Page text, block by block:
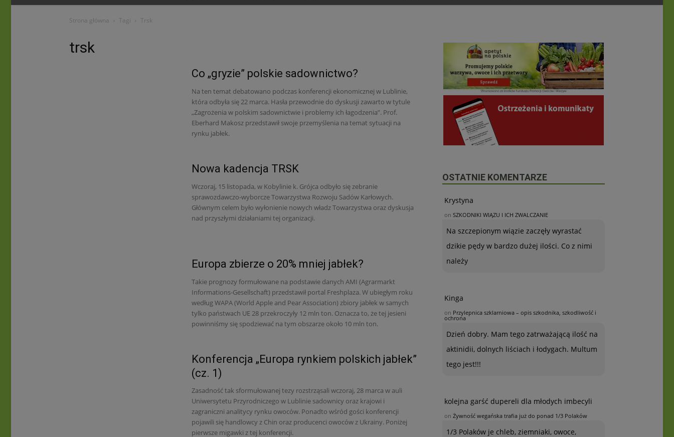
Strona główna Tagi Trsk
trsk
Co „gryzie” polskie sadownictwo?
Na ten temat debatowano podczas konferencji ekonomicznej w Lublinie,
która odbyła się 22 marca. Hasła przewodnie do dyskusji zawarto w tytule
„Zagrożenia w polskim sadownictwie i problemy ich łagodzenia”. Prof.
Eberhard Makosz przedstawił swoje przemyślenia na temat sytuacji na
rynku jabłek.
Nowa kadencja TRSK
Wczoraj, 15 listopada, w Kobylinie k. Grójca odbyło się zebranie
sprawozdawczo-wyborcze Towarzystwa Rozwoju Sadów Karłowych.
Głównym celem było wyłonienie nowych władz Towarzystwa oraz dyskusja
nad przyszłymi działaniami tej organizacji.
Europa zbierze o 20% mniej jabłek?
Takie prognozy formułowane na podstawie danych AMI (Agrarmarkt
Informations-Gesellschaft) przedstawił portal Freshplaza. W ubiegłym roku
według WAPA (World Apple and Pear Association) zbiory jabłek w samych
tylko państwach UE 28 przekroczyły 12 mln ton. Oznacza to, że tej jesieni
powinniśmy się spodziewać na tym obszarze około 10 mln ton.
Konferencja „Europa rynkiem polskich jabłek”
(cz. 1)
Zasadność tak sformułowanej tezy rozstrząsali wczoraj, 28 marca w auli
Uniwersytetu Przyrodniczego w Lublinie sadownicy oraz krajowi i
zagraniczni analitycy rynku owoców. Ponadto wśród gości konferencji
pojawili się handlowcy z Chin oraz producenci owoców z Ukrainy. Poniżej
pierwsze migawki z tej konferencji.
OSTATNIE KOMENTARZE
Krystyna
on SZKODNIKI WIĄZU I ICH ZWALCZANIE
Na szczepionym wiązie zaczęły wyrastać
dzikie pędy w bardzo dużej ilości. Co z nimi
należy
Kinga
on Przylepnica szklarniowa – opis szkodnika, szkodliwość i
ochrona
Dzień dobry. Mam tego zatrważającą ilość na
aktinidii, dolnych liściach i łodygach. Multum
tego jest!!!
kolejna garść dupereli dla młodych imbecyli
on Żywność wegańska trafia już do ponad 1/3 Polaków
1/3 Polaków je chleb, ziemniaki, owoce,